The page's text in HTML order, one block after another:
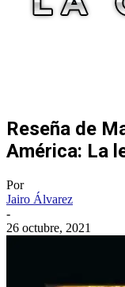
Reseña de
América: La
Por
Jairo Álvarez
-
26 octubre, 2021